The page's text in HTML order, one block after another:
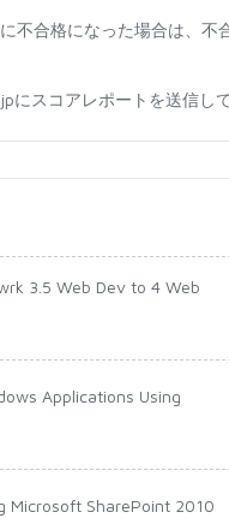
不合格になった場合は、不
スコアレポートを送信して
3.5 Web Dev to 4 Web
Applications Using
Microsoft SharePoint 2010